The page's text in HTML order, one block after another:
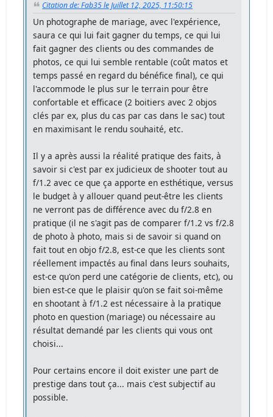
Citation de: Fab35 le Juillet 12, 2025, 11:50:15
Un photographe de mariage, avec l'expérience,
saura ce qui lui fait gagner du temps, ce qui lui
fait gagner des clients ou des commandes de
photos, ce qui lui semble rentable (coût matos et
temps passé en regard du bénéfice final), ce qui
l'accommode le plus sur le terrain pour être
confortable et efficace (2 boitiers avec 2 objos
clés par ex, plus du cas par cas dans le sac) tout
en maximisant le rendu souhaité, etc.
Il y a après aussi la réalité pratique des faits, à
savoir si c'est par ex judicieux de shooter tout au
f/1.2 avec ce que ça apporte en esthétique, versus
le budget à y allouer quand peut-être les clients
ne verront pas de différence avec du f/2.8 en
pratique (il ne s'agit pas de comparer f/1.2 vs f/2.8
de photo à photo, mais si de savoir si quand on
fait tout en objo f/2.8, est-ce que les clients sont
réellement impactés au final dans leurs souhaits,
est-ce qu'on perd une catégorie de clients, etc), ou
bien est-ce que le plaisir qu'on se fait soi-même
en shootant à f/1.2 est nécessaire à la pratique
photo en question (mariage) ou nécessaire au
résultat demandé par les clients qui vous ont
choisi...
Pour certains encore il doit exister une part de
prestige dans tout ça... mais c'est subjectif au
possible.